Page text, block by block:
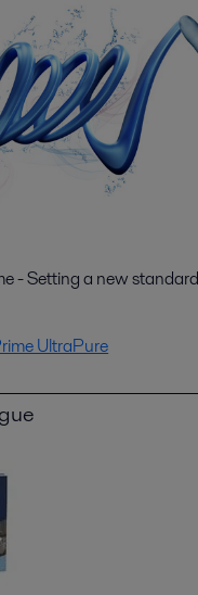
- Setting a new
UltraPure